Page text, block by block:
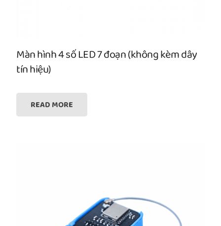
Màn hình 4 số LED 7 đoạn (không kèm dây
tín hiệu)
READ MORE